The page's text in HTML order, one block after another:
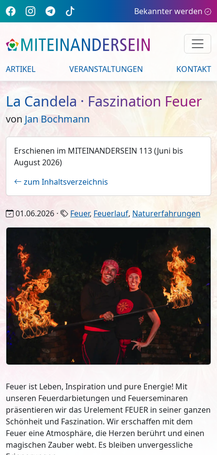
Bekannter werden
ARTIKEL VERANSTALTUNGEN KONTAKT
La Candela · Faszination Feuer
von Jan Bochmann
Erschienen im MITEINANDERSEIN 113 (Juni bis
August 2026)
zum Inhaltsverzeichnis
01.06.2026 ⋅ Feuer, Feuerlauf, Naturerfahrungen
Feuer ist Leben, Inspiration und pure Energie! Mit
unseren Feuerdarbietungen und Feuerseminaren
präsentieren wir das Urelement FEUER in seiner ganzen
Schönheit und Faszination. Wir erschaffen mit dem
Feuer eine Atmosphäre, die Herzen berührt und einen
magischen Zauber webt. Es bleiben unvergessliche